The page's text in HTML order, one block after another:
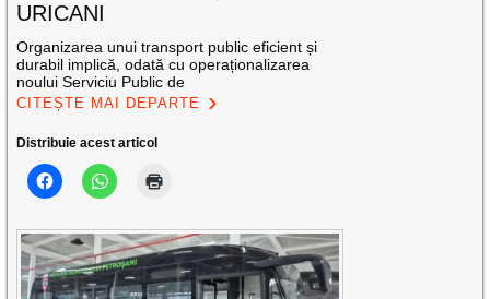
URICANI
Organizarea unui transport public eficient și
durabil implică, odată cu operaționalizarea
noului Serviciu Public de
CITEȘTE MAI DEPARTE
Distribuie acest articol